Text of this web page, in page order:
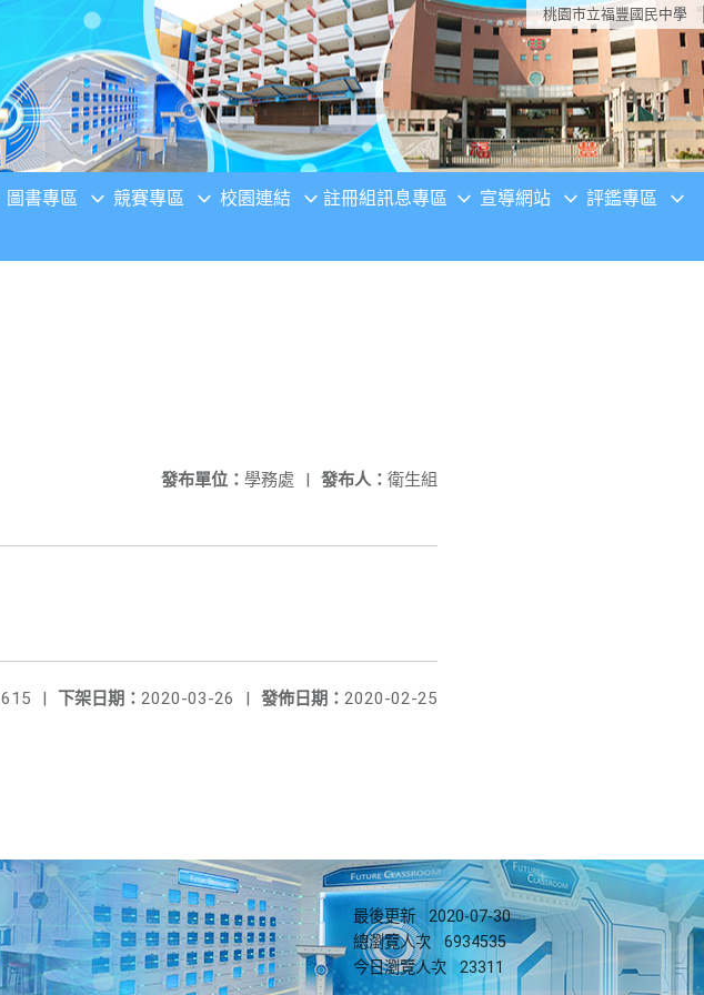
桃園市立福豐國民中學
圖書專區 競賽專區 校園連結 註冊組訊息專區 宣導網站 評鑑專區
發布人： 衛生組
發布單位： 學務處 |
發佈日期： 2020-02-25
下架日期： 2020-03-26 |
615 |
最後更新
2020-07-30
總瀏覽人次
6934535
今日瀏覽人次
23311